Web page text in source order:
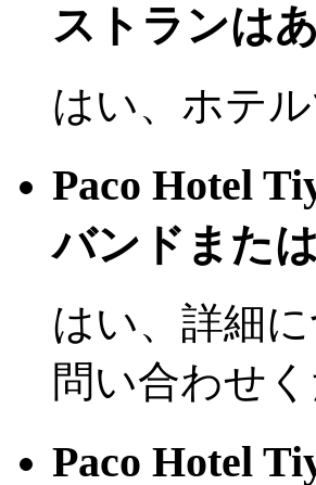
ストランは
はい、ホテ
Paco Hotel
バンドまた
はい、詳細
問い合わせく
Paco Hotel